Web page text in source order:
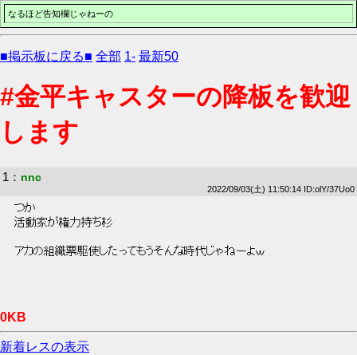
なるほど告知欄じゃねーの
■掲示板に戻る■ 全部 1- 最新50
#金平キャスターの降板を歓迎
します
1 ： nnc
2022/09/03(土) 11:50:14 ID:olY/37Uo0
つか
活動家が権力持ち杉
アカの組織票駆使したってもうそんな時代じゃねーよｗ
0KB
新着レスの表示